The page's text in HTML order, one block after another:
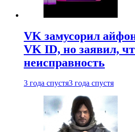
VK замусорил
VK ID, но заявил,
неисправность
3 года спустя3 года спустя